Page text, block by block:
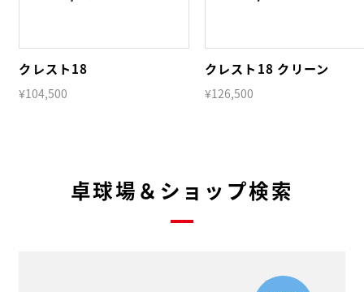
クレスト18
¥104,500
クレスト18 クリーン
¥126,500
卓球場＆ショップ検索